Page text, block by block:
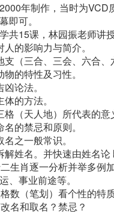
年制作，当时为
即可。
共15课，林园振老师讲
的影响力与简介。
支（三合、三会、六合、
的特性及习性。
论法。
的方法。
（天人地）所代表的意
的禁忌和原则。
之一般常识。
解姓名。并快速由姓名论
生肖逐一分析并举多例
、事业前途等。
数（笔划）看个性的特
名和取名？禁忌？